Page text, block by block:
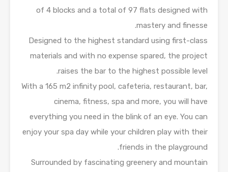
of 4 blocks and a total of 97 flats designed with
mastery and finesse.
Designed to the highest standard using first-class
materials and with no expense spared, the project
raises the bar to the highest possible level.
With a 165 m2 infinity pool, cafeteria, restaurant, bar,
cinema, fitness, spa and more, you will have
everything you need in the blink of an eye. You can
enjoy your spa day while your children play with their
friends in the playground.
Surrounded by fascinating greenery and mountain